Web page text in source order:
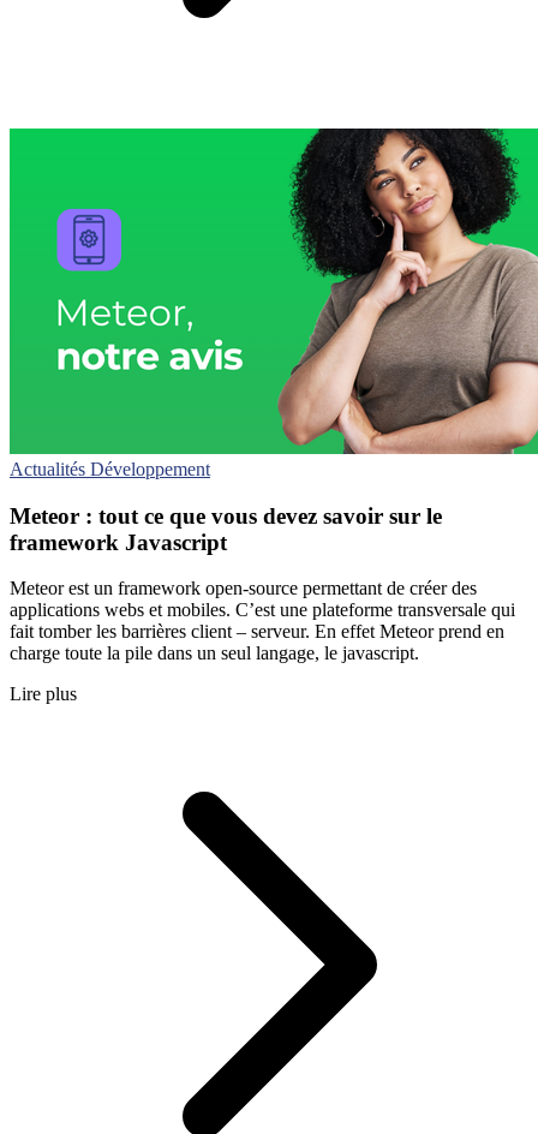
Actualités Développement
Meteor : tout ce que vous devez savoir sur le
framework Javascript
Meteor est un framework open-source permettant de créer des
applications webs et mobiles. C’est une plateforme transversale qui
fait tomber les barrières client – serveur. En effet Meteor prend en
charge toute la pile dans un seul langage, le javascript.
Lire plus